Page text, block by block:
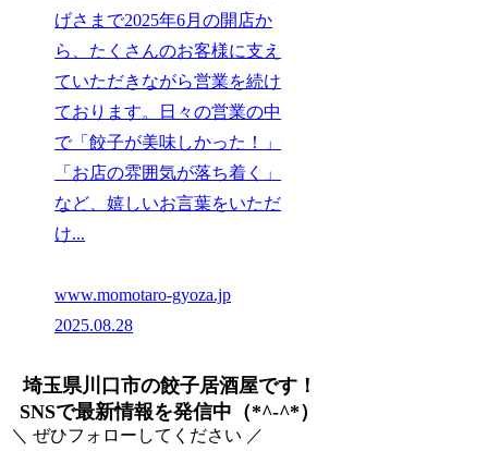
げさまで2025年6月の開店か
ら、たくさんのお客様に支え
ていただきながら営業を続け
ております。日々の営業の中
で「餃子が美味しかった！」
「お店の雰囲気が落ち着く」
など、嬉しいお言葉をいただ
け...
www.momotaro-gyoza.jp
2025.08.28
埼玉県川口市の餃子居酒屋です！
SNSで最新情報を発信中（*^-^*）
＼ ぜひフォローしてください ／